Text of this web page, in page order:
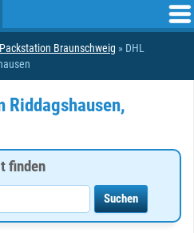
Braunschweig » DHL
Riddagshausen,
finden